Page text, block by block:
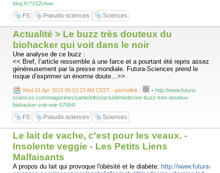
blog.fr/?1S2Uww
FS Pseudo-sciences Sciences
Actualité > Le buzz très douteux du
biohacker qui voit dans le noir
Une analyse de ce buzz :
<< Bref, l’article ressemble à une farce et a pourtant été repris assez
généreusement par la presse mondiale. Futura-Sciences prend le
risque d’exprimer un énorme doute…>>
Wed 01 Apr 2015 05:53:23 AM CEST - permalink - - http://www.futura-
sciences.com/magazines/sante/infos/actu/d/medecine-buzz-tres-douteux-
biohacker-voit-noir-57694/
FS Pseudo-sciences Sciences
Le lait de vache, c'est pour les veaux. -
Insolente veggie - Les Petits Liens
Malfaisants
A propos du lait qui provoque l'obésité et le diabète: http://www.futura-